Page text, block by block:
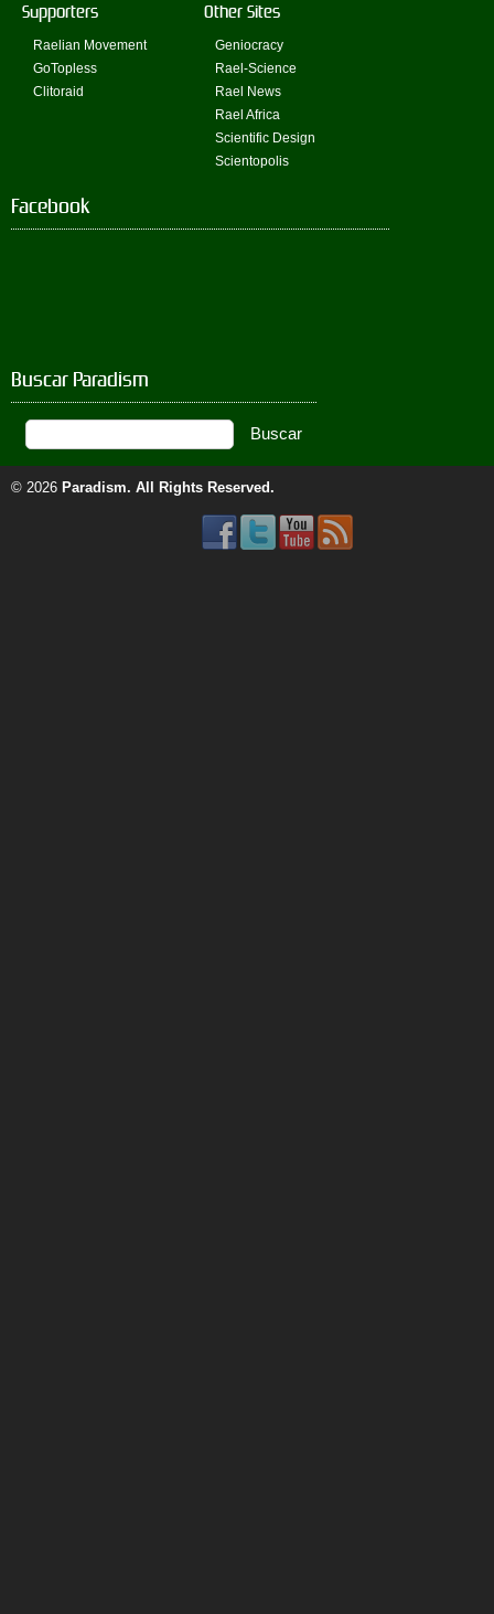
Supporters
Raelian Movement
GoTopless
Clitoraid
Other Sites
Geniocracy
Rael-Science
Rael News
Rael Africa
Scientific Design
Scientopolis
Facebook
Buscar Paradism
© 2026 Paradism. All Rights Reserved.